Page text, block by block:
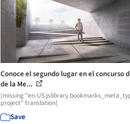
Conoce el segundo lugar en el concurso
de la Me...
[missing "en-
project" translation]
Save